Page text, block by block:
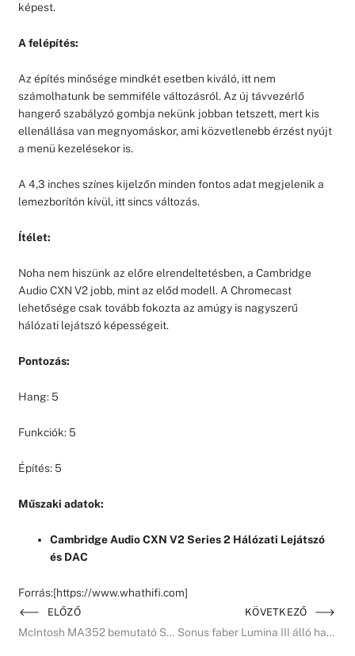
képest.
A felépítés:
Az építés minősége mindkét esetben kiváló, itt nem
számolhatunk be semmiféle változásról. Az új távvezérlő
hangerő szabályzó gombja nekünk jobban tetszett, mert kis
ellenállása van megnyomáskor, ami közvetlenebb érzést nyújt
a menü kezelésekor is.
A 4,3 inches színes kijelzőn minden fontos adat megjelenik a
lemezborítón kívül, itt sincs változás.
Ítélet:
Noha nem hiszünk az előre elrendeltetésben, a Cambridge
Audio CXN V2 jobb, mint az előd modell. A Chromecast
lehetősége csak tovább fokozta az amúgy is nagyszerű
hálózati lejátszó képességeit.
Pontozás:
Hang: 5
Funkciók: 5
Építés: 5
Műszaki adatok:
Cambridge Audio CXN V2 Series 2 Hálózati Lejátszó
és DAC
Forrás:[https://www.whathifi.com]
ELŐZŐ
McIntosh MA352 bemutató Soundstage Australia
KÖVETKEZŐ
Sonus faber Lumina III álló hangfal teszt